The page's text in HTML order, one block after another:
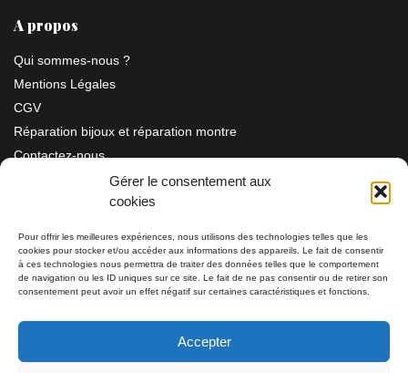
Gérer le consentement aux
cookies
Pour offrir les meilleures expériences, nous utilisons des technologies telles que les
cookies pour stocker et/ou accéder aux informations des appareils. Le fait de consentir
à ces technologies nous permettra de traiter des données telles que le comportement
de navigation ou les ID uniques sur ce site. Le fait de ne pas consentir ou de retirer son
consentement peut avoir un effet négatif sur certaines caractéristiques et fonctions.
Accepter
A propos
Qui sommes-nous ?
Mentions Légales
CGV
Réparation bijoux et réparation montre
Contactez-nous
Information
Bijouterie SIAUD11 rue Masséna 06000 NICE
Tél: 04 93 82 29 34 / 09 78 81 68 81